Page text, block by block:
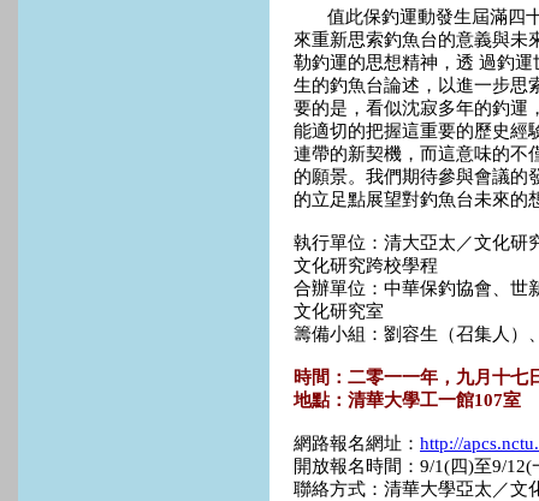
值此保釣運動發生屆滿四十
來重新思索釣魚台的意義與未
勒釣運的思想精神，透 過釣
生的釣魚台論述，以進一步思
要的是，看似沈寂多年的釣運
能適切的把握這重要的歷史經
連帶的新契機，而這意味的不
的願景。我們期待參與會議的
的立足點展望對釣魚台未來的
執行單位：清大亞太／文化研
文化研究跨校學程
合辦單位：中華保釣協會、世
文化研究室
籌備小組：劉容生（召集人）
時間：二零一一年，九月十七
地點：清華大學工一館107室
網路報名網址： http://
開放報名時間：9/1(四)至9/12(
聯絡方式：清華大學亞太／文